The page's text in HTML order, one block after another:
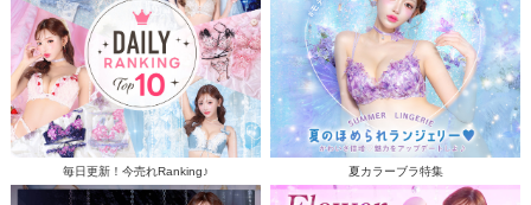
毎日更新！今売れRanking♪ 夏カラーブラ特集